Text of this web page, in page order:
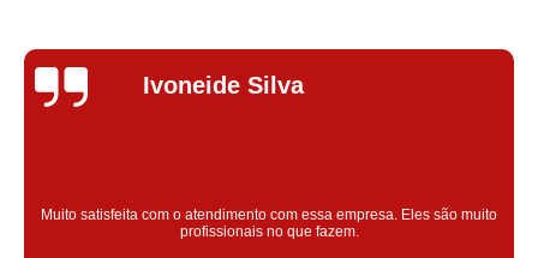
Silvana Alves
Super satisfeita com o serviço prestado, atendimento muito bom!
colaoradores educado e transparente, destaque para o colaborador
Claudinei excelente profissional!